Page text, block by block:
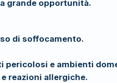
grande opportunità.
di soffocamento.
pericolosi e ambienti
reazioni allergiche.